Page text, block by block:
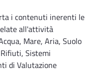
i contenuti inerenti le
all'attività
Mare, Aria, Suolo
Sistemi
di Valutazione